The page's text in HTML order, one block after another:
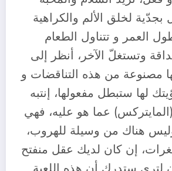
لخلق الألم والكراهية
العمر و تتناول الطعام
وتستغلّ الآخر، أنظر إلى
مصنوعة من هذه التناقضات و
لها ستبطل مفعولها، إنتبه
عما هو عليه، فهي
هناك من وسيلة للهروب،
إن كان لديك عقل منفتح